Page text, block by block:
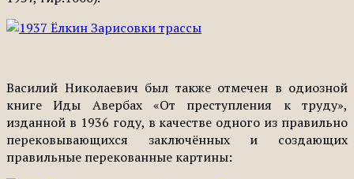
Василий Николаевич был также отмечен в одиозной
книге Иды Авербах «От преступления к труду»,
изданной в 1936 году, в качестве одного из правильно
перековывающихся заключённых и создающих
правильные перекованные картины: